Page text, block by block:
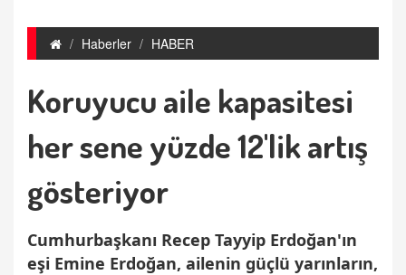
Haberler HABER
Koruyucu aile kapasitesi
her sene yüzde 12'lik artış
gösteriyor
Cumhurbaşkanı Recep Tayyip Erdoğan'ın
eşi Emine Erdoğan, ailenin güçlü yarınların,